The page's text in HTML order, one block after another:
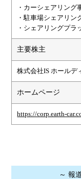
・カーシェアリング
・駐車場シェアリン
・シェアリングプラ
主要株主
株式会社IS ホールデ
ホームページ
https://corp.earth-
～ 報